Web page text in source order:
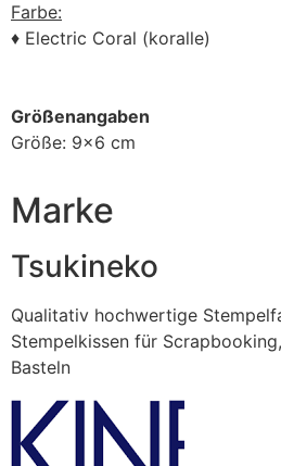
Farbe:
♦ Electric Coral (koralle)
Größenangaben
Größe: 9×6 cm
Marke
Tsukineko
Qualitativ hochwertige
Stempelkissen für
Basteln